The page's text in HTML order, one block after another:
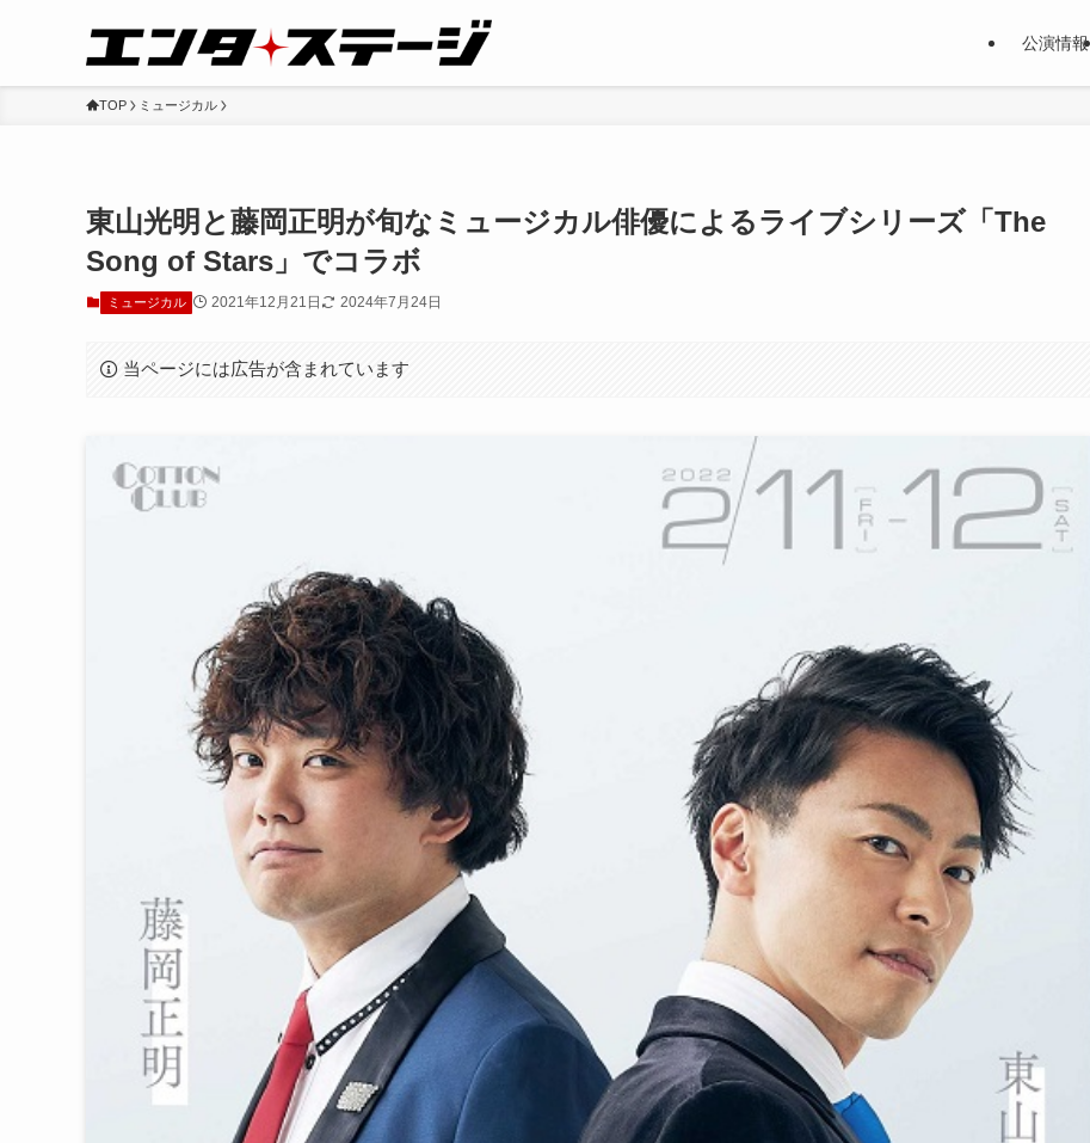
公演情報
TOP ミュージカル
東山光明と藤岡正明が旬なミュージカル俳優によるライブシリーズ「The
Song of Stars」でコラボ
ミュージカル 2021年12月21日 2024年7月24日
当ページには広告が含まれています